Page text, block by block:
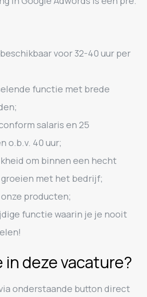
voor 32-40 uur per
functie met brede
salaris en 25
o.b.v. 40 uur;
om binnen een hecht
met het bedrijf;
producten;
functie waarin je je nooit
in deze vacature?
onderstaande button direct